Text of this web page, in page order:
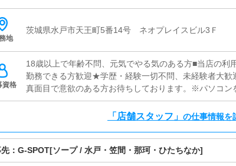
地
茨城県水戸市天王町5番14号 ネオプレイスビル3Ｆ
資格
18歳以上で年齢不問、元気でやる気のある方■当店の利
勤務できる方歓迎★学歴・経験一切不問、未経験者大
真面目で意欲のある方お待ちしております。※パソコン
「店舗スタッフ」 の仕事情報を
： G-SPOT[ソープ / 水戸・笠間・那珂・ひたちなか]